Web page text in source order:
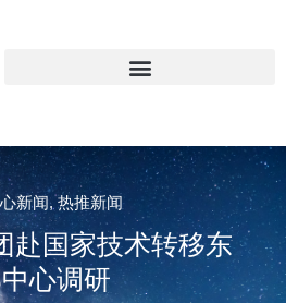
新闻,热推新闻
赴国家技术转移东
心调研